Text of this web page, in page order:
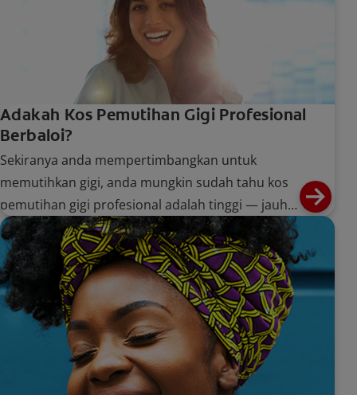
Adakah Kos Pemutihan Gigi Profesional
Berbaloi?
Sekiranya anda mempertimbangkan untuk
memutihkan gigi, anda mungkin sudah tahu kos
pemutihan gigi profesional adalah tinggi — jauh
lebih mahal daripada alternatif di rumah. Ketahui
lebih lanjut di sini.